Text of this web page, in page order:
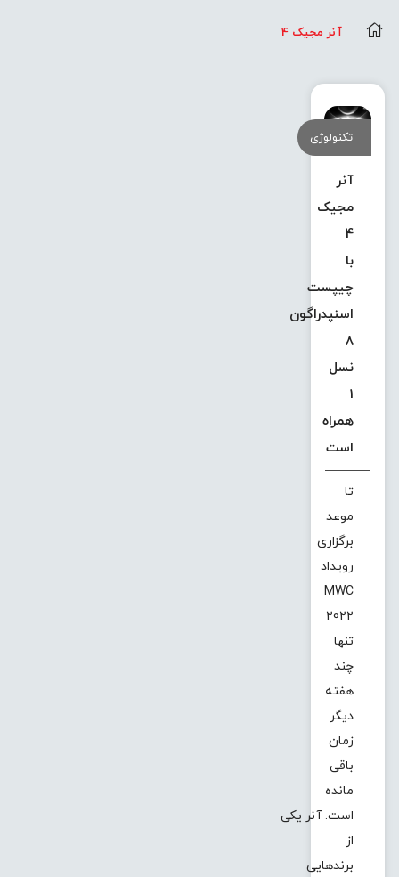
آنر مجیک 4
تکنولوژی
آنر
مجیک
4
با
چیپست
اسنپدراگون
8
نسل
1
همراه
است
تا
موعد
برگزاری
رویداد
MWC
2022
تنها
چند
هفته
دیگر
زمان
باقی
مانده
است. آنر یکی
از
برندهایی